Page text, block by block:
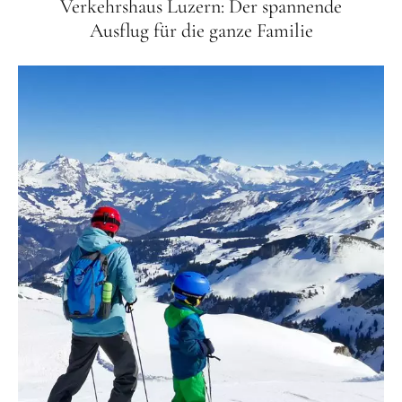
Verkehrshaus Luzern: Der spannende
Ausflug für die ganze Familie